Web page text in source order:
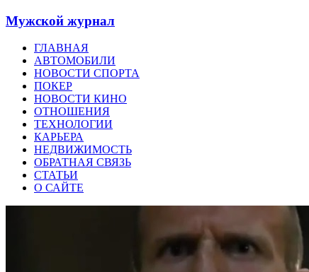
Мужской журнал
ГЛАВНАЯ
АВТОМОБИЛИ
НОВОСТИ СПОРТА
ПОКЕР
НОВОСТИ КИНО
ОТНОШЕНИЯ
ТЕХНОЛОГИИ
КАРЬЕРА
НЕДВИЖИМОСТЬ
ОБРАТНАЯ СВЯЗЬ
СТАТЬИ
О САЙТЕ